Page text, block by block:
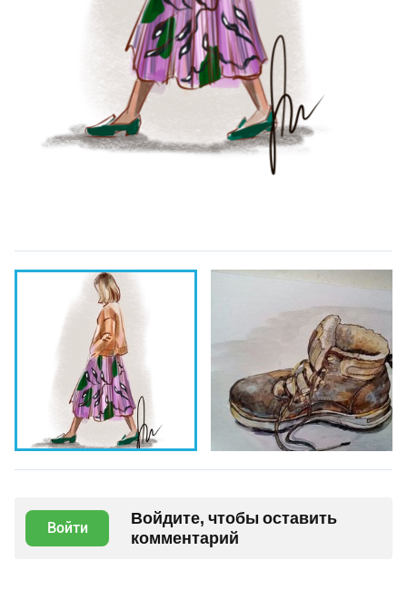
Войти
Войдите, чтобы оставить
комментарий